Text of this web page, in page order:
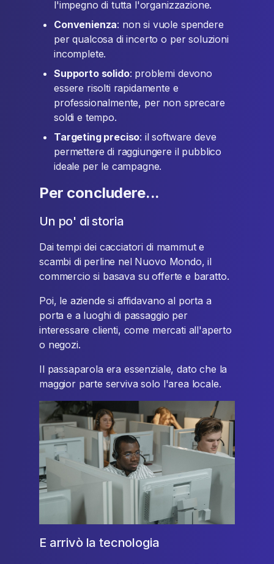
l'impegno di tutta l'organizzazione.
Convenienza: non si vuole spendere
per qualcosa di incerto o per soluzioni
incomplete.
Supporto solido: problemi devono
essere risolti rapidamente e
professionalmente, per non sprecare
soldi e tempo.
Targeting preciso: il software deve
permettere di raggiungere il pubblico
ideale per le campagne.
Per concludere...
Un po' di storia
Dai tempi dei cacciatori di mammut e
scambi di perline nel Nuovo Mondo, il
commercio si basava su offerte e baratto.
Poi, le aziende si affidavano al porta a
porta e a luoghi di passaggio per
interessare clienti, come mercati all'aperto
o negozi.
Il passaparola era essenziale, dato che la
maggior parte serviva solo l'area locale.
E arrivò la tecnologia